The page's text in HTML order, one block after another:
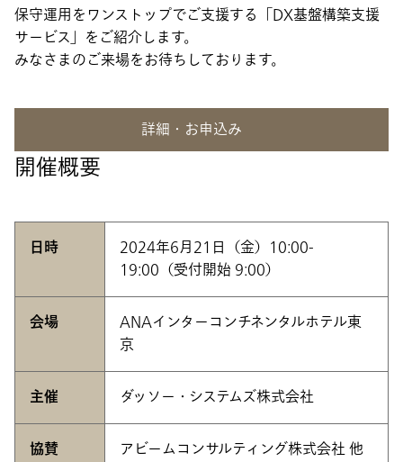
保守運用をワンストップでご支援する「DX基盤構築支援
サービス」をご紹介します。
みなさまのご来場をお待ちしております。
詳細・お申込み
開催概要
日時
2024年6月21日（金）10:00-
19:00（受付開始 9:00）
会場
ANAインターコンチネンタルホテル東
京
主催 ダッソー・システムズ株式会社
協賛 アビームコンサルティング株式会社 他